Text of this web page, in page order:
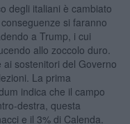
degli italiani è cambiato
si faranno
a Trump, i cui
allo zoccolo duro.
sostenitori del Governo
La prima
indica che il campo
destra, questa
e il 3% di Calenda.